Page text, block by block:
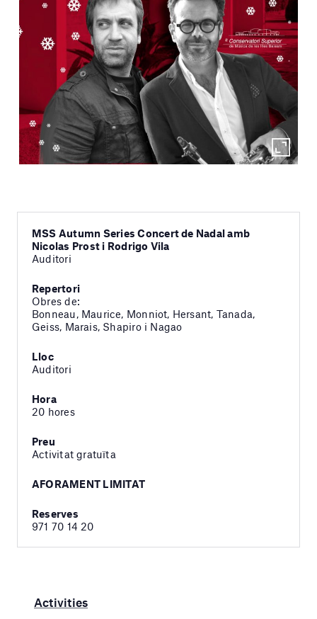
MSS Autumn Series Concert de Nadal amb
Nicolas Prost i Rodrigo Vila
Auditori
Repertori
Obres de:
Bonneau, Maurice, Monniot, Hersant, Tanada,
Geiss, Marais, Shapiro i Nagao
Lloc
Auditori
Hora
20 hores
Preu
Activitat gratuïta
AFORAMENT LIMITAT
Reserves
971 70 14 20
Activities